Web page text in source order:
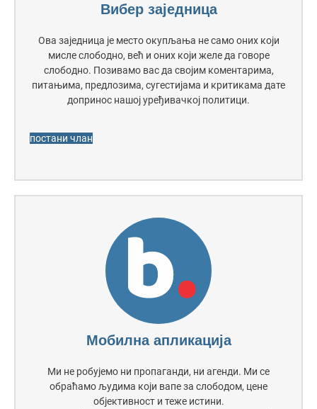
Вибер заједница
Ова заједница је место окупљања не само оних који
мисле слободно, већ и оних који желе да говоре
слободно. Позивамо вас да својим коментарима,
питањима, предлозима, сугестијама и критикама дате
допринос нашој уређивачкој политици.
постани члан
Мобилна апликација
Ми не робујемо ни пропаганди, ни агенди. Ми се
обраћамо људима који вапе за слободом, цене
објективност и теже истини.